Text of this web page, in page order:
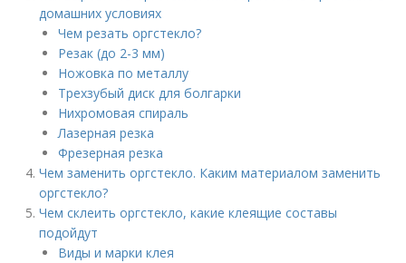
домашних условиях
Чем резать оргстекло?
Резак (до 2-3 мм)
Ножовка по металлу
Трехзубый диск для болгарки
Нихромовая спираль
Лазерная резка
Фрезерная резка
Чем заменить оргстекло. Каким материалом заменить
оргстекло?
Чем склеить оргстекло, какие клеящие составы
подойдут
Виды и марки клея